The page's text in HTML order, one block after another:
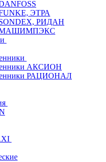
ЭТРА
SONDEX, РИДАН
МАШИМПЭКС
АКСИОН
РАЦИОНАЛ